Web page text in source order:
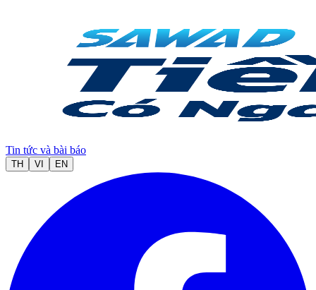
Tin tức và bài báo
TH VI EN